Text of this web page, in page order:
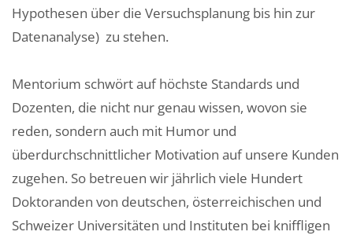
Hypothesen über die Versuchsplanung bis hin zur
Datenanalyse) zu stehen.
Mentorium schwört auf höchste Standards und
Dozenten, die nicht nur genau wissen, wovon sie
reden, sondern auch mit Humor und
überdurchschnittlicher Motivation auf unsere Kunden
zugehen. So betreuen wir jährlich viele Hundert
Doktoranden von deutschen, österreichischen und
Schweizer Universitäten und Instituten bei kniffligen